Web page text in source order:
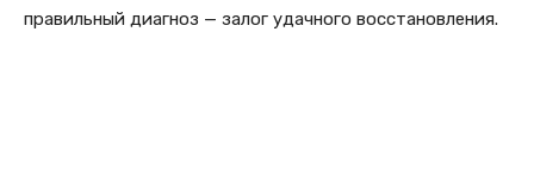
правильный диагноз — залог удачного восстановления.